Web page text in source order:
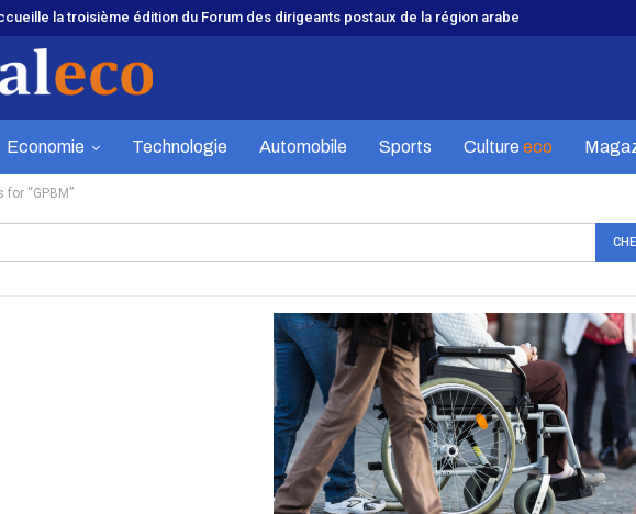
la troisième édition du Forum des dirigeants postaux de la région arabe
Economie Technologie Automobile Sports Culture eco
for “GPBM”